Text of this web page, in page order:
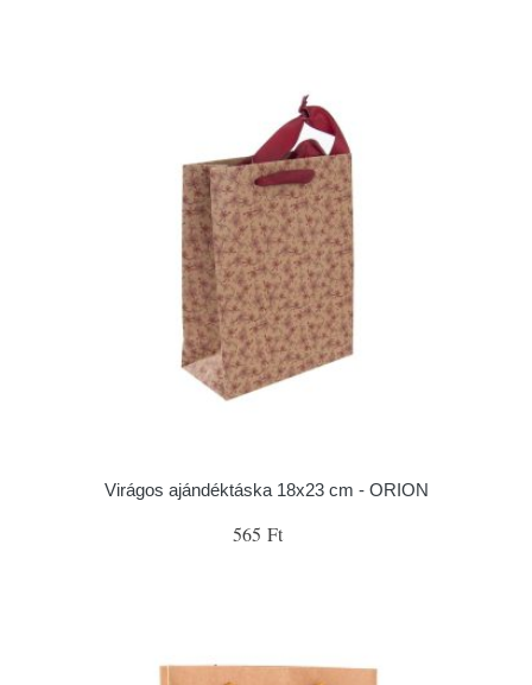
Virágos ajándéktáska 18x23 cm - ORION
565 Ft